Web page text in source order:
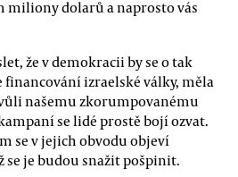
miliony dolarů a naprosto vás
že v demokracii by se o tak
financování izraelské války, měla
našemu zkorumpovanému
se lidé prostě bojí ozvat.
se v jejich obvodu objeví
se je budou snažit pošpinit.